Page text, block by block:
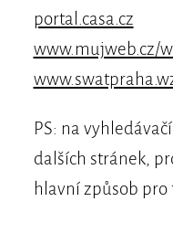
portal.casa.cz
www.mujweb.cz/
PS: na
dalších stránek,
hlavní způsob pro